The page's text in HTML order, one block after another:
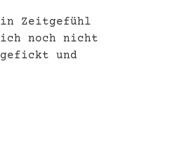
Zeitgefühl
ich noch nicht
und